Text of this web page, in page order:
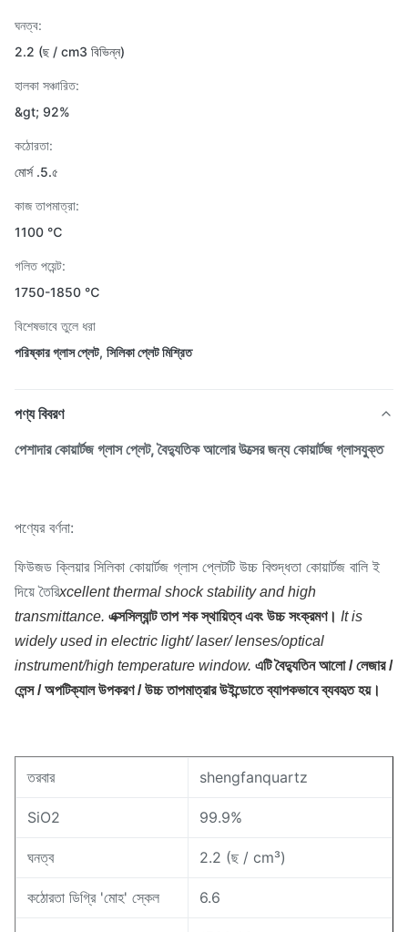
ঘনত্ব:
2.2 (ছ / cm3 বিভিন্ন)
হালকা সঞ্চারিত:
&gt; 92%
কঠোরতা:
মোর্স .5.৫
কাজ তাপমাত্রা:
1100 ℃
গলিত পয়েন্ট:
1750-1850 ℃
বিশেষভাবে তুলে ধরা
পরিষ্কার গ্লাস প্লেট, সিলিকা প্লেট মিশ্রিত
পণ্য বিবরণ
পেশাদার কোয়ার্টজ গ্লাস প্লেট, বৈদ্যুতিক আলোর উত্সের জন্য কোয়ার্টজ গ্লাসযুক্ত
পণ্যের বর্ণনা:
ফিউজড ক্লিয়ার সিলিকা কোয়ার্টজ গ্লাস প্লেটটি উচ্চ বিশুদ্ধতা কোয়ার্টজ বালি ই
দিয়ে তৈরিxcellent thermal shock stability and high
transmittance. এক্সসিল্যান্ট তাপ শক স্থায়িত্ব এবং উচ্চ সংক্রমণ। It is
widely used in electric light/ laser/ lenses/optical
instrument/high temperature window. এটি বৈদ্যুতিন আলো / লেজার /
লেন্স / অপটিক্যাল উপকরণ / উচ্চ তাপমাত্রার উইন্ডোতে ব্যাপকভাবে ব্যবহৃত হয়।
তরবার shengfanquartz
SiO2 99.9%
ঘনত্ব 2.2 (ছ / cm³)
কঠোরতা ডিগ্রি 'মোহ' স্কেল 6.6